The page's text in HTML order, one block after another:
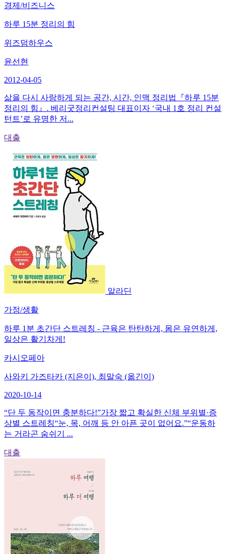
경제/비즈니스
하루 15분 정리의 힘
위즈덤하우스
윤선현
2012-04-05
삶을 다시 사랑하게 되는 공간, 시간, 인맥 정리법『하루 15분
정리의 힘』. 베리굿정리컨설팅 대표이자 ‘국내 1호 정리 컨설
턴트’로 유명한 저...
대출
알라딘
가정/생활
하루 1분 초간단 스트레칭 - 근육은 탄탄하게, 몸은 유연하게,
일상은 활기차게!
카시오페아
사와키 가즈타카 (지은이), 최말숙 (옮긴이)
2020-10-14
“단 두 동작이면 충분하다!”가장 짧고 확실한 신체 부위별·증
상별 스트레칭“눈, 목, 어깨 등 안 아픈 곳이 없어요.”“운동하
는 거라곤 숨쉬기 ...
대출